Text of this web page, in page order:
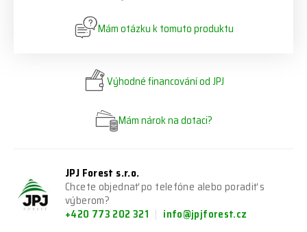
Mám otázku k tomuto produktu
Výhodné financování od JPJ
Mám nárok na dotaci?
JPJ Forest s.r.o.
Chcete objednať po telefóne alebo poradiť s
výberom?
+420 773 202 321
info@jpjforest.cz